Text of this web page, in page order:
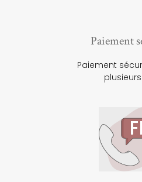
Paiement
Paiement